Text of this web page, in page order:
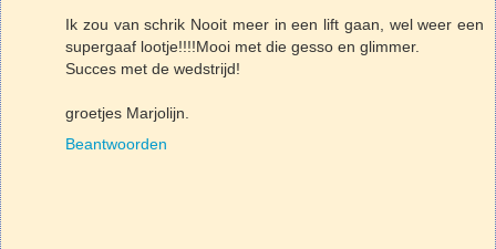
Ik zou van schrik Nooit meer in een lift gaan, wel weer een
supergaaf lootje!!!!Mooi met die gesso en glimmer.
Succes met de wedstrijd!
groetjes Marjolijn.
Beantwoorden